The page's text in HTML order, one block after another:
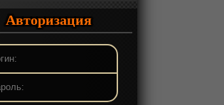
Авторизация